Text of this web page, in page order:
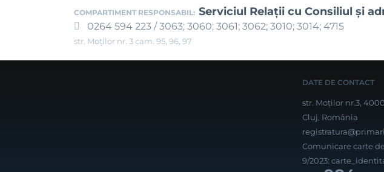
COMPARTIMENT RESPONSABIL: Serviciul Relaţii cu Consiliul şi
0264 594 223 / 3063; 3060; 3061; 3062; 3010; 3014; 4715
str. Moților nr. 3 cam. 95, 96, 97
DATE DE CONTACT
str. Moților nr.3,
Cluj, România
Comunicare carte
9/2023: